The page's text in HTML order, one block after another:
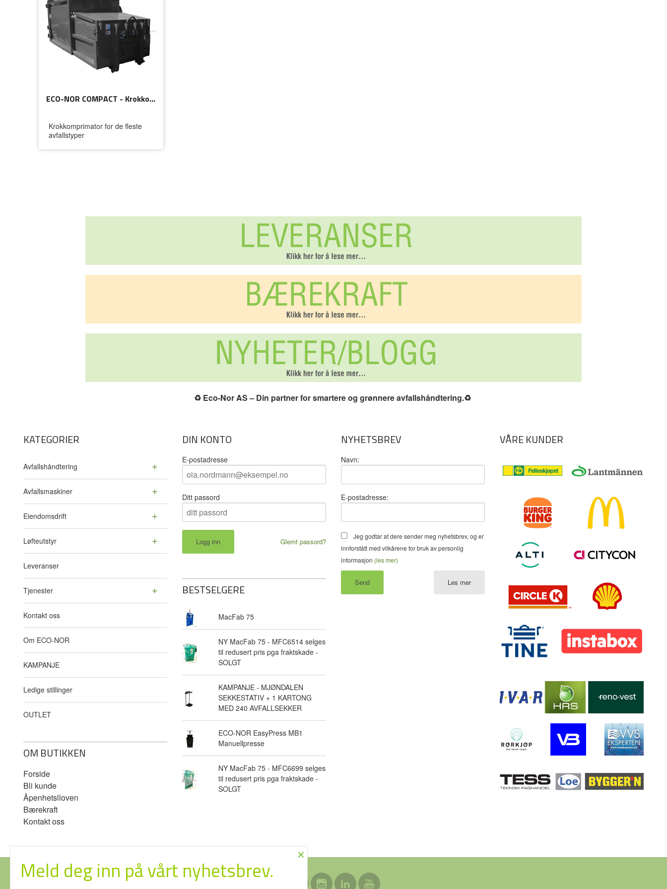
ECO-NOR COMPACT - Krokkomprimator
Krokkomprimator for de fleste
avfallstyper
♻️ Eco-Nor AS – Din partner for smartere og grønnere avfallshåndtering.♻️
KATEGORIER
Avfallshåndtering
Avfallsmaskiner
Eiendomsdrift
Løfteutstyr
Leveranser
Tjenester
Kontakt oss
Om ECO-NOR
KAMPANJE
Ledige stillinger
OUTLET
OM BUTIKKEN
Forside
Bli kunde
Åpenhetslloven
Bærekraft
Kontakt oss
DIN KONTO
E-postadresse
Ditt passord
Glemt passord?
BESTSELGERE
MacFab 75
NY MacFab 75 - MFC6514 selges
til redusert pris pga fraktskade -
SOLGT
KAMPANJE - MJØNDALEN
SEKKESTATIV + 1 KARTONG
MED 240 AVFALLSEKKER
ECO-NOR EasyPress MB1
Manuellpresse
NY MacFab 75 - MFC6699 selges
til redusert pris pga fraktskade -
SOLGT
NYHETSBREV
Navn:
E-postadresse:
Jeg godtar at dere sender meg nyhetsbrev, og er
innforstått med vilkårene for bruk av personlig
informasjon (les mer)
Les mer
VÅRE KUNDER
×
Meld deg inn på vårt nyhetsbrev.